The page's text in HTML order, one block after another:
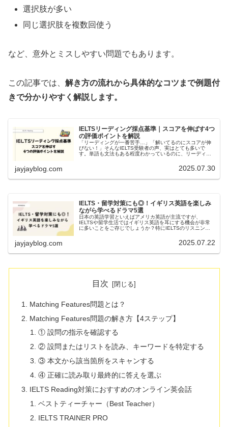
選択肢が多い
同じ選択肢を複数回使う
など、意外とミスしやすい問題でもあります。
この記事では、 解き方の流れから具体的なコツまで例題付
きで分かりやすく解説します。
IELTSリーディング採点基準｜スコアを伸ばす4つ
の評価ポイントを解説
「リーディングが一番苦手…」「解いてるのにスコアが伸
びない！」そんなIELTS受験者の声、実はとても多いで
す。単語も文法もある程度わかっているのに、リーディン
jayjayblog.com 2025.07.30
IELTS・留学対策にも◎！イギリス英語を楽しみ
ながら学べるドラマ5選
日本の英語学習といえばアメリカ英語が主流ですが、
IELTSや留学生活ではイギリス英語を耳にする機会が非常
に多いことをご存じでしょうか？特にIELTSのリスニング
jayjayblog.com 2025.07.22
目次
Matching Features問題とは？
Matching Features問題の解き方【4ステップ】
① 設問の指示を確認する
② 設問またはリストを読み、キーワードを特定する
③ 本文から該当箇所をスキャンする
④ 正確に読み取り最終的に答えを選ぶ
IELTS Reading対策におすすめのオンライン英会話
ベストティーチャー（Best Teacher）
IELTS TRAINER PRO